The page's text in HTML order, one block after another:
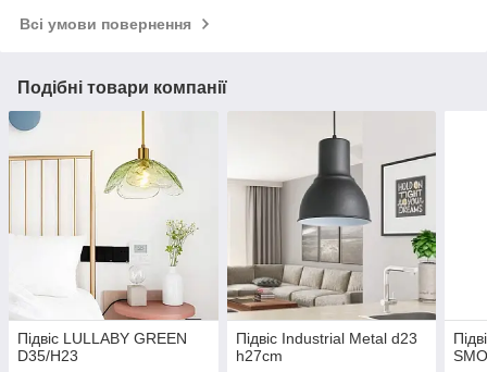
Всі умови повернення
Подібні товари компанії
Підвіс LULLABY GREEN
D35/H23
Підвіс Industrial Metal d23
h27cm